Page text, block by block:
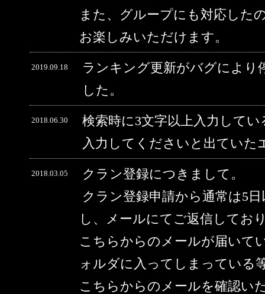
また、グループにも対応した
お楽しみいただけます。
2019.09.18
ランキング更新がバグにより
した。
2018.06.30
検索時に3文字以上入力して
入力してくださいと出ていた
2018.03.05
クラン登録につきまして。
クラン登録申請から通常は5
し、メールにてご返信してお
こちらからのメールが届いて
ォルダに入ってしまっている
こちらからのメールを確認い